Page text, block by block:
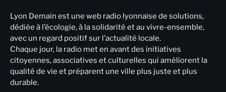
Lyon Demain est une web radio lyonnaise de solutions,
dédiée à l’écologie, à la solidarité et au vivre-ensemble,
avec un regard positif sur l’actualité locale.
Chaque jour, la radio met en avant des initiatives
citoyennes, associatives et culturelles qui améliorent la
qualité de vie et préparent une ville plus juste et plus
durable.